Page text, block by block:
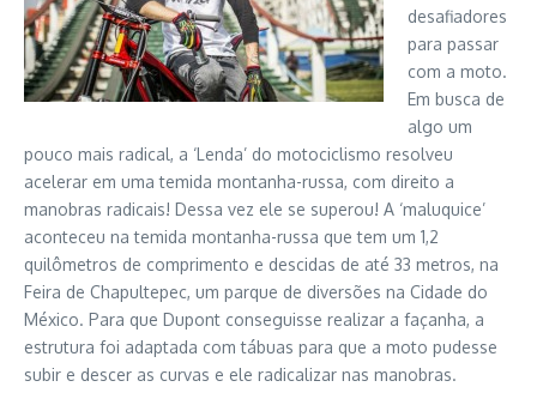
desafiadores
para passar
com a moto.
Em busca de
algo um
pouco mais radical, a ‘Lenda’ do motociclismo resolveu
acelerar em uma temida montanha-russa, com direito a
manobras radicais! Dessa vez ele se superou! A ‘maluquice’
aconteceu na temida montanha-russa que tem um 1,2
quilômetros de comprimento e descidas de até 33 metros, na
Feira de Chapultepec, um parque de diversões na Cidade do
México. Para que Dupont conseguisse realizar a façanha, a
estrutura foi adaptada com tábuas para que a moto pudesse
subir e descer as curvas e ele radicalizar nas manobras.